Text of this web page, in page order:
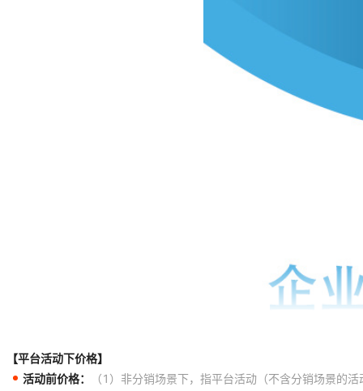
【平台活动下价格】
活动前价格：
（1）非分销场景下，指平台活动（不含分销场景的